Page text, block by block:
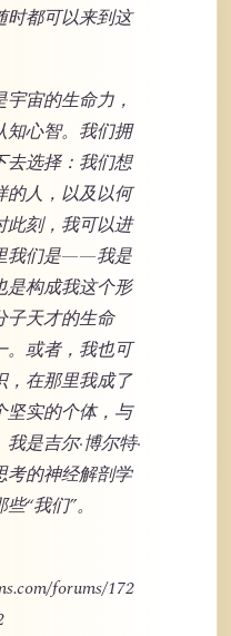
时都可以来到这
宙的生命力，
知心智。我们拥
去选择：我们想
的人，以及以何
此刻，我可以进
我们是——我是
构成我这个形
子天才的生命
。或者，我也可
，在那里我成了
坚实的个体，与
是吉尔·博尔特·
考的神经解剖学
“我们”。
forums/172